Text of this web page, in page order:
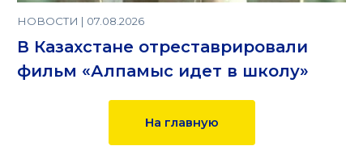
НОВОСТИ | 07.08.2026
В Казахстане отреставрировали
фильм «Алпамыс идет в школу»
На главную